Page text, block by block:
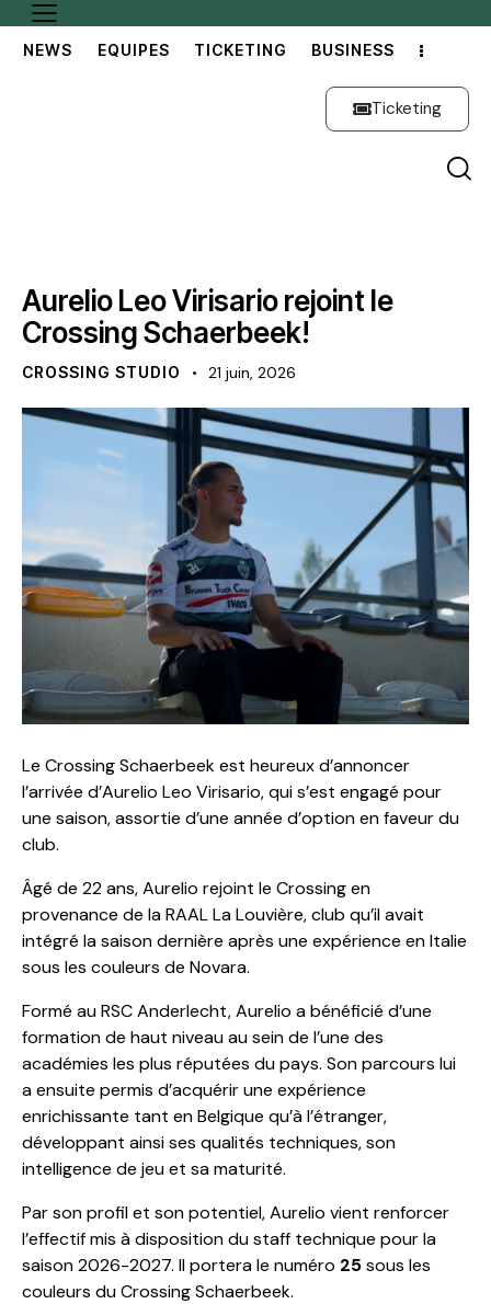
NEWS EQUIPES TICKETING BUSINESS
Ticketing
Aurelio Leo Virisario rejoint le
Crossing Schaerbeek!
CROSSING STUDIO 21 juin, 2026
Le Crossing Schaerbeek est heureux d’annoncer
l’arrivée d’Aurelio Leo Virisario, qui s’est engagé pour
une saison, assortie d’une année d’option en faveur du
club.
Âgé de 22 ans, Aurelio rejoint le Crossing en
provenance de la RAAL La Louvière, club qu’il avait
intégré la saison dernière après une expérience en Italie
sous les couleurs de Novara.
Formé au RSC Anderlecht, Aurelio a bénéficié d’une
formation de haut niveau au sein de l’une des
académies les plus réputées du pays. Son parcours lui
a ensuite permis d’acquérir une expérience
enrichissante tant en Belgique qu’à l’étranger,
développant ainsi ses qualités techniques, son
intelligence de jeu et sa maturité.
Par son profil et son potentiel, Aurelio vient renforcer
l’effectif mis à disposition du staff technique pour la
saison 2026-2027. Il portera le numéro 25sous les
couleurs du Crossing Schaerbeek.